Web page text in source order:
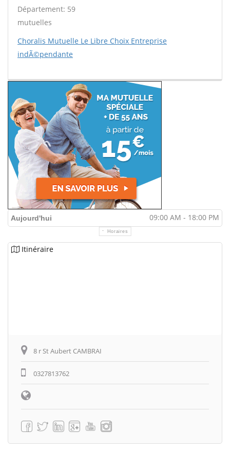
Département: 59
mutuelles
Choralis Mutuelle Le Libre Choix Entreprise
indÃ©pendante
Aujourd'hui 09:00 AM - 18:00 PM
Horaires
Itinéraire
8 r St Aubert CAMBRAI
0327813762